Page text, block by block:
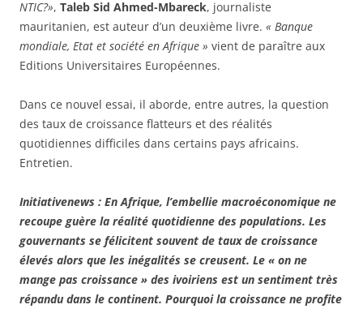
NTIC?», Taleb Sid Ahmed-Mbareck, journaliste
mauritanien, est auteur d’un deuxième livre. « Banque
mondiale, Etat et société en Afrique » vient de paraître aux
Editions Universitaires Européennes.
Dans ce nouvel essai, il aborde, entre autres, la question
des taux de croissance flatteurs et des réalités
quotidiennes difficiles dans certains pays africains.
Entretien.
Initiativenews : En Afrique, l’embellie macroéconomique ne
recoupe guère la réalité quotidienne des populations. Les
gouvernants se félicitent souvent de taux de croissance
élevés alors que les inégalités se creusent. Le « on ne
mange pas croissance » des ivoiriens est un sentiment très
répandu dans le continent. Pourquoi la croissance ne profite